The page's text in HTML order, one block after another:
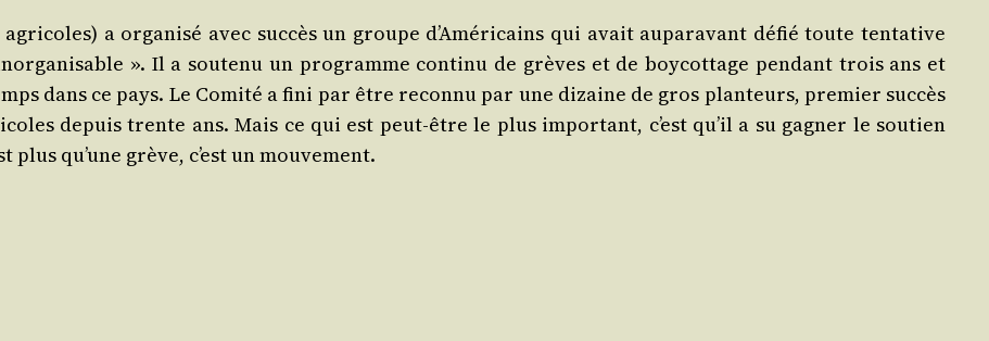
agri­coles) a orga­ni­sé avec suc­cès un groupe d’Américains qui avait aupa­ra­vant défié toute ten­ta­tive
». Il a sou­te­nu un pro­gramme conti­nu de grèves et de boy­cot­tage pen­dant trois ans et
dans ce pays. Le Comi­té a fini par être recon­nu par une dizaine de gros plan­teurs, pre­mier suc­cès
depuis trente ans. Mais ce qui est peut‑être le plus impor­tant, c’est qu’il a su gagner le sou­tien
qu’une grève, c’est un mouvement.